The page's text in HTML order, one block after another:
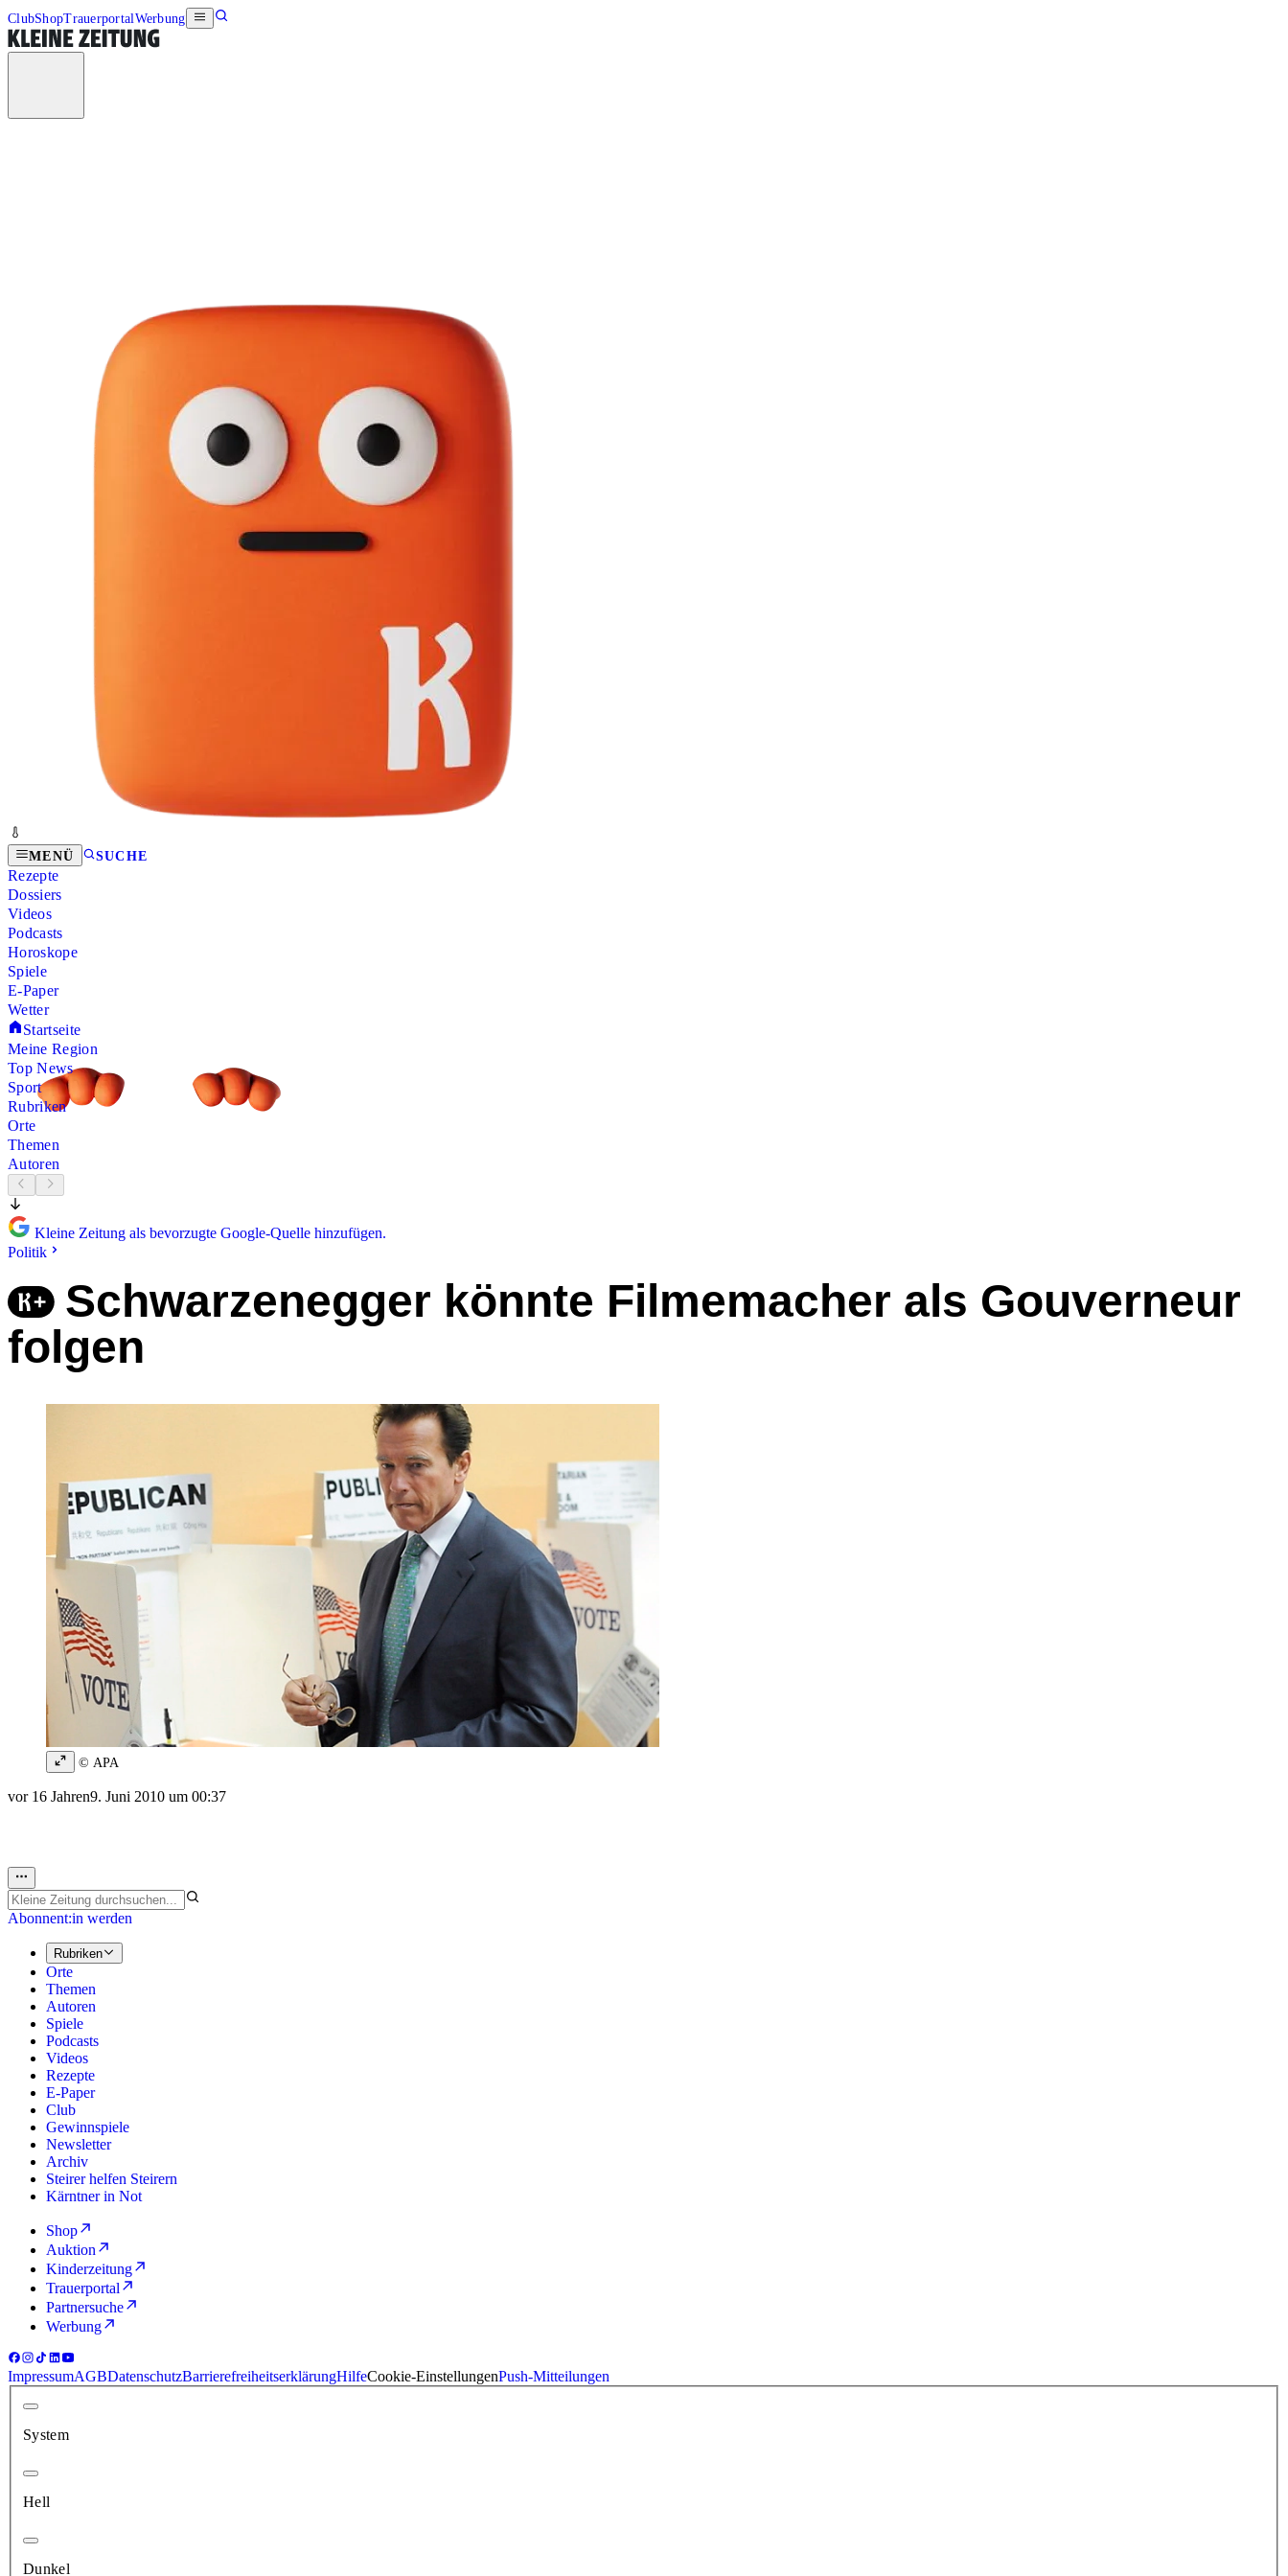
ClubShopTrauerportalWerbung
MENÜ SUCHE
Rezepte
Dossiers
Videos
Podcasts
Horoskope
Spiele
E-Paper
Wetter
Startseite
Meine Region
Top News
Sport
Rubriken
Orte
Themen
Autoren
Kleine Zeitung als bevorzugte Google-Quelle hinzufügen.
Politik
Schwarzenegger könnte Filmemacher als Gouverneur
folgen
© APA
vor 16 Jahren9. Juni 2010 um 00:37
Abonnent:in werden
Rubriken
Orte
Themen
Autoren
Spiele
Podcasts
Videos
Rezepte
E-Paper
Club
Gewinnspiele
Newsletter
Archiv
Steirer helfen Steirern
Kärntner in Not
Shop
Auktion
Kinderzeitung
Trauerportal
Partnersuche
Werbung
ImpressumAGBDatenschutzBarrierefreiheitserklärungHilfeCookie-EinstellungenPush-Mitteilungen
System
Hell
Dunkel